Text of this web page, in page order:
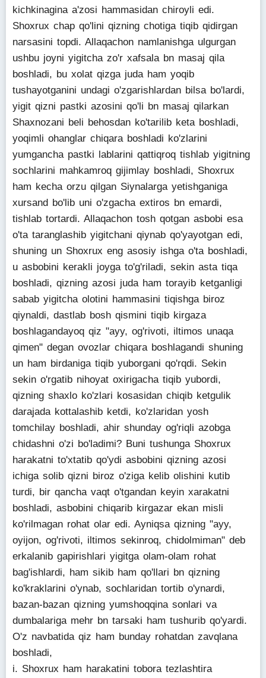
kichkinagina a'zosi hammasidan chiroyli edi.
Shoxrux chap qo'lini qizning chotiga tiqib qidirgan
narsasini topdi. Allaqachon namlanishga ulgurgan
ushbu joyni yigitcha zo'r xafsala bn masaj qila
boshladi, bu xolat qizga juda ham yoqib
tushayotganini undagi o'zgarishlardan bilsa bo'lardi,
yigit qizni pastki azosini qo'li bn masaj qilarkan
Shaxnozani beli behosdan ko'tarilib keta boshladi,
yoqimli ohanglar chiqara boshladi ko'zlarini
yumgancha pastki lablarini qattiqroq tishlab yigitning
sochlarini mahkamroq gijimlay boshladi, Shoxrux
ham kecha orzu qilgan Siynalarga yetishganiga
xursand bo'lib uni o'zgacha extiros bn emardi,
tishlab tortardi. Allaqachon tosh qotgan asbobi esa
o'ta taranglashib yigitchani qiynab qo'yayotgan edi,
shuning un Shoxrux eng asosiy ishga o'ta boshladi,
u asbobini kerakli joyga to'g'riladi, sekin asta tiqa
boshladi, qizning azosi juda ham torayib ketganligi
sabab yigitcha olotini hammasini tiqishga biroz
qiynaldi, dastlab bosh qismini tiqib kirgaza
boshlagandayoq qiz "ayy, og'rivoti, iltimos unaqa
qimen" degan ovozlar chiqara boshlagandi shuning
un ham birdaniga tiqib yuborgani qo'rqdi. Sekin
sekin o'rgatib nihoyat oxirigacha tiqib yubordi,
qizning shaxlo ko'zlari kosasidan chiqib ketgulik
darajada kottalashib ketdi, ko'zlaridan yosh
tomchilay boshladi, ahir shunday og'riqli azobga
chidashni o'zi bo'ladimi? Buni tushunga Shoxrux
harakatni to'xtatib qo'ydi asbobini qizning azosi
ichiga solib qizni biroz o'ziga kelib olishini kutib
turdi, bir qancha vaqt o'tgandan keyin xarakatni
boshladi, asbobini chiqarib kirgazar ekan misli
ko'rilmagan rohat olar edi. Ayniqsa qizning "ayy,
oyijon, og'rivoti, iltimos sekinroq, chidolmiman" deb
erkalanib gapirishlari yigitga olam-olam rohat
bag'ishlardi, ham sikib ham qo'llari bn qizning
ko'kraklarini o'ynab, sochlaridan tortib o'ynardi,
bazan-bazan qizning yumshoqqina sonlari va
dumbalariga mehr bn tarsaki ham tushurib qo'yardi.
O'z navbatida qiz ham bunday rohatdan zavqlana
boshladi,
i. Shoxrux ham harakatini tobora tezlashtira